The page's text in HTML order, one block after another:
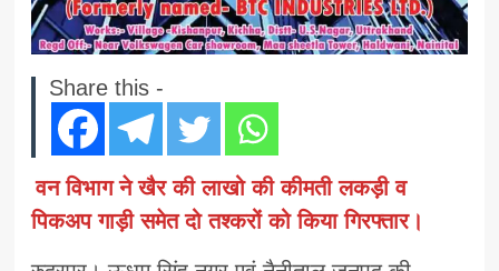
Share this -
वन विभाग ने खैर की लाखो की कीमती लकड़ी व
पिकअप गाड़ी समेत दो तश्करों को किया गिरफ्तार।